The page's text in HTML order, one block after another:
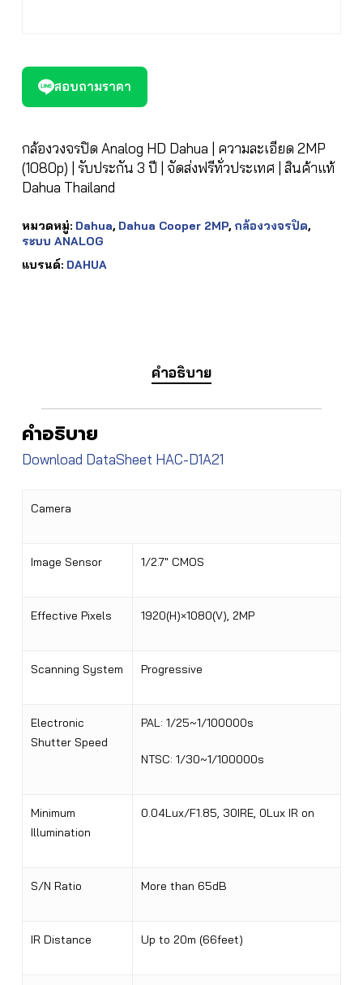
สอบถามราคา
กล้องวงจรปิด Analog HD Dahua | ความละเอียด 2MP
(1080p) | รับประกัน 3 ปี | จัดส่งฟรีทั่วประเทศ | สินค้าแท้
Dahua Thailand
หมวดหมู่: Dahua, Dahua Cooper 2MP, กล้องวงจรปิด,
ระบบ ANALOG
แบรนด์: DAHUA
คำอธิบาย
คำอธิบาย
Download DataSheet HAC-D1A21
Camera
Image Sensor 1/2.7″ CMOS
Effective Pixels 1920(H)×1080(V), 2MP
Scanning System Progressive
Electronic
Shutter Speed
PAL: 1/25~1/100000s
NTSC: 1/30~1/100000s
Minimum
Illumination
0.04Lux/F1.85, 30IRE, 0Lux IR on
S/N Ratio More than 65dB
IR Distance Up to 20m (66feet)